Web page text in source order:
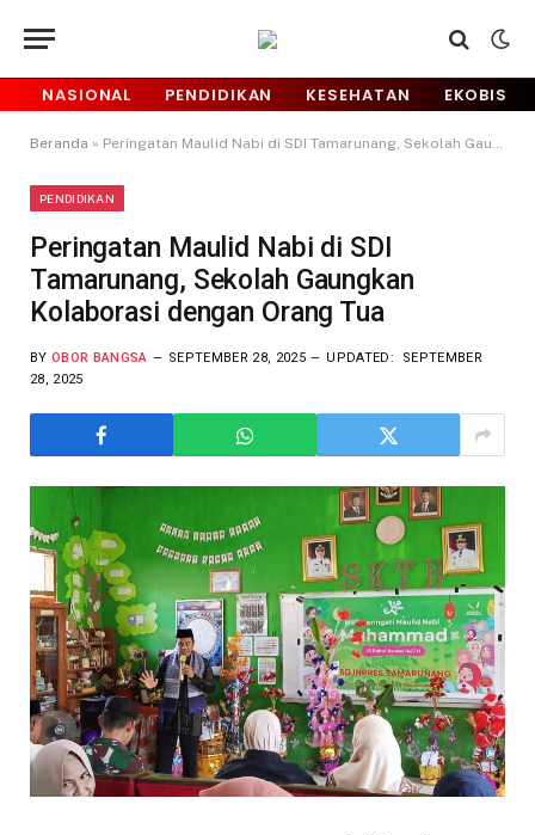
NASIONAL PENDIDIKAN KESEHATAN EKOBIS
Beranda » Peringatan Maulid Nabi di SDI Tamarunang, Sekolah Gaungkan Kolaborasi dengan Orang Tua
PENDIDIKAN
Peringatan Maulid Nabi di SDI
Tamarunang, Sekolah Gaungkan
Kolaborasi dengan Orang Tua
BY OBOR BANGSA SEPTEMBER 28, 2025 UPDATED:
SEPTEMBER
28, 2025